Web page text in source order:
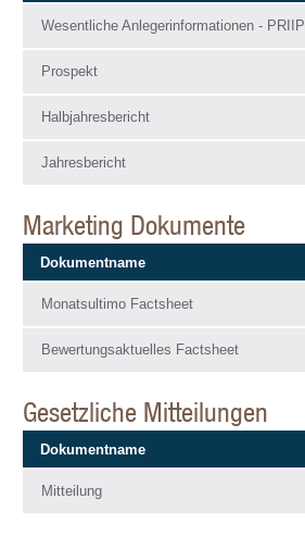
Wesentliche Anlegerinformationen - PRIIP
Prospekt
Halbjahresbericht
Jahresbericht
Marketing Dokumente
Dokumentname
Monatsultimo Factsheet
Bewertungsaktuelles Factsheet
Gesetzliche Mitteilungen
Dokumentname
Mitteilung